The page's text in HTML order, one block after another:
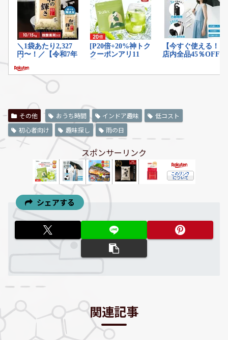
その他 おうち時間 インドア趣味
低コスト
初心者向け
趣味探し 雨の日
スポンサーリンク
シェアする
関連記事